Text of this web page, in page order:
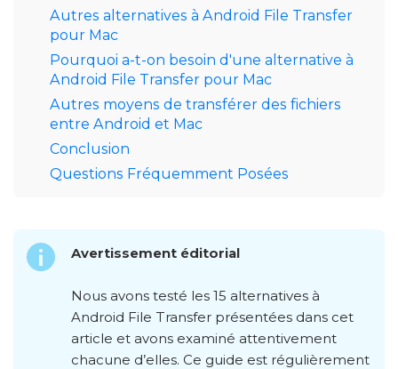
Autres alternatives à Android File Transfer
pour Mac
Pourquoi a-t-on besoin d'une alternative à
Android File Transfer pour Mac
Autres moyens de transférer des fichiers
entre Android et Mac
Conclusion
Questions Fréquemment Posées
Avertissement éditorial
Nous avons testé les 15 alternatives à
Android File Transfer présentées dans cet
article et avons examiné attentivement
chacune d’elles. Ce guide est régulièrement